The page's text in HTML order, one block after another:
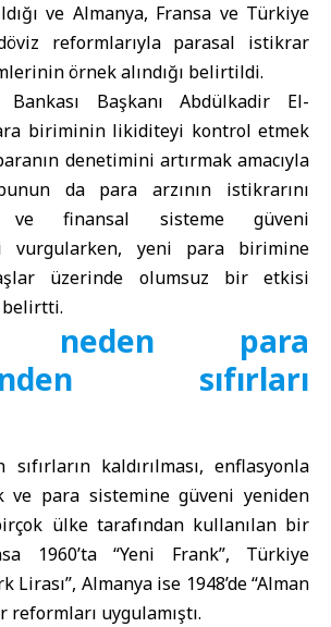
ve Almanya, Fransa ve Türkiye
reformlarıyla parasal istikrar
örnek alındığı belirtildi.
Başkanı Abdülkadir El-
biriminin likiditeyi kontrol etmek
denetimini artırmak amacıyla
bunun da para arzının istikrarını
ve finansal sisteme güveni
vurgularken, yeni para birimine
üzerinde olumsuz bir etkisi
belirtti.
neden para
sıfırları
kaldırılması, enflasyonla
ve para sistemine güveni yeniden
ülke tarafından kullanılan bir
1960’ta “Yeni Frank”, Türkiye
Lirası”, Almanya ise 1948’de “Alman
reformları uygulamıştı.